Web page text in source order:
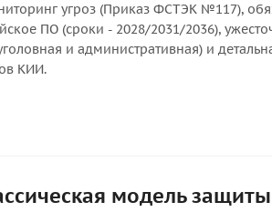
угроз (Приказ ФСТЭК №117),
ПО (сроки - 2028/2031/2036),
и административная) и
КИИ.
модель защиты